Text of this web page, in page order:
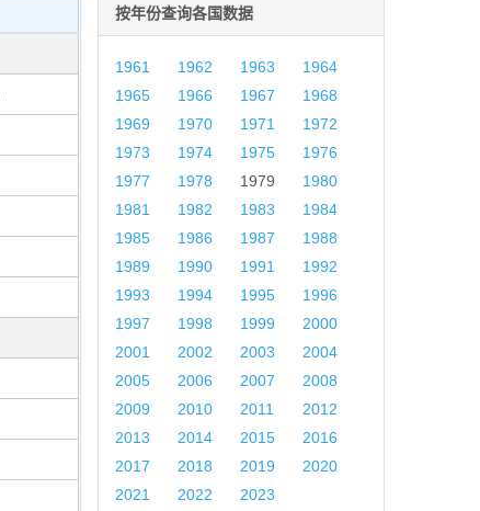
按年份查询各国数据
1961 1962 1963
1964
1965
1966 1967
1968
1969
1970 1971
1972
1973
1974 1975
1976
1977
1978 1979
1980
1981
1982 1983
1984
1985
1986 1987
1988
1989
1990 1991
1992
1993
1994 1995
1996
1997
1998 1999
2000
2001
2002 2003
2004
2005
2006 2007
2008
2009
2010 2011
2012
2013
2014 2015
2016
2017
2018 2019
2020
2021
2022 2023